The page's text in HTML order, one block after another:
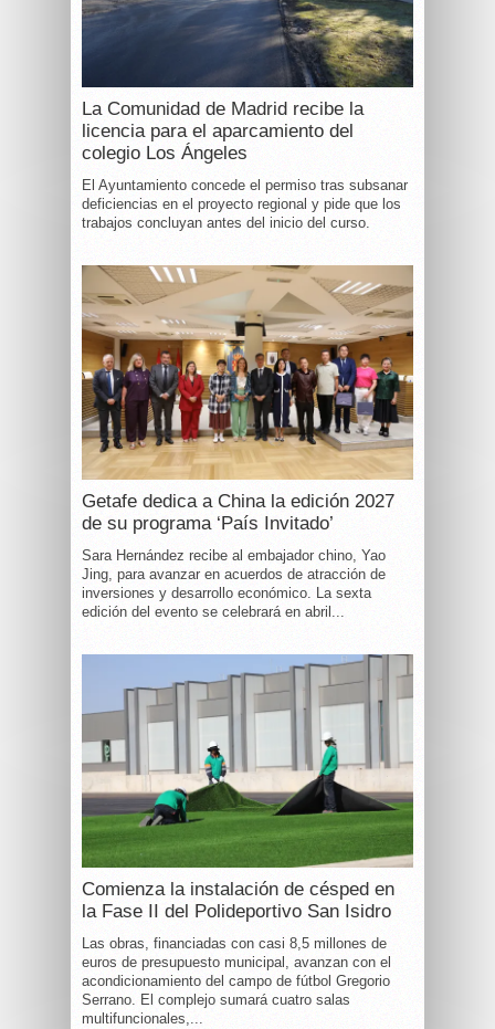
La Comunidad de Madrid recibe la
licencia para el aparcamiento del
colegio Los Ángeles
El Ayuntamiento concede el permiso tras subsanar
deficiencias en el proyecto regional y pide que los
trabajos concluyan antes del inicio del curso.
Getafe dedica a China la edición 2027
de su programa ‘País Invitado’
Sara Hernández recibe al embajador chino, Yao
Jing, para avanzar en acuerdos de atracción de
inversiones y desarrollo económico. La sexta
edición del evento se celebrará en abril...
Comienza la instalación de césped en
la Fase II del Polideportivo San Isidro
Las obras, financiadas con casi 8,5 millones de
euros de presupuesto municipal, avanzan con el
acondicionamiento del campo de fútbol Gregorio
Serrano. El complejo sumará cuatro salas
multifuncionales,...